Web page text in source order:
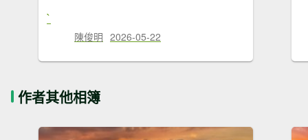
`
陳俊明 2026-05-22
作者其他相簿